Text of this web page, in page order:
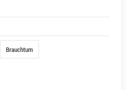
Brauchtum